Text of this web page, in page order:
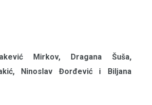
Mirkov, Dragana Šuša,
Ninoslav Đorđević i Biljana